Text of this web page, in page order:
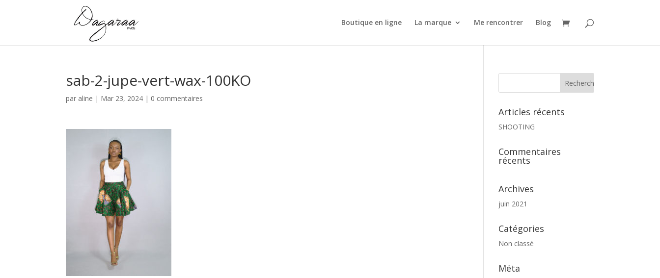
Boutique en ligne La marque Me rencontrer Blog
sab-2-jupe-vert-wax-100KO
par aline | Mar 23, 2024 | 0 commentaires
Articles récents
SHOOTING
Commentaires
récents
Archives
juin 2021
Catégories
Non classé
Méta